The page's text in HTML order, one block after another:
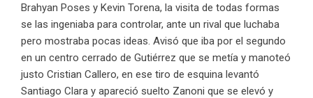
Brahyan Poses y Kevin Torena, la visita de todas formas
se las ingeniaba para controlar, ante un rival que luchaba
pero mostraba pocas ideas. Avisó que iba por el segundo
en un centro cerrado de Gutiérrez que se metía y manoteó
justo Cristian Callero, en ese tiro de esquina levantó
Santiago Clara y apareció suelto Zanoni que se elevó y